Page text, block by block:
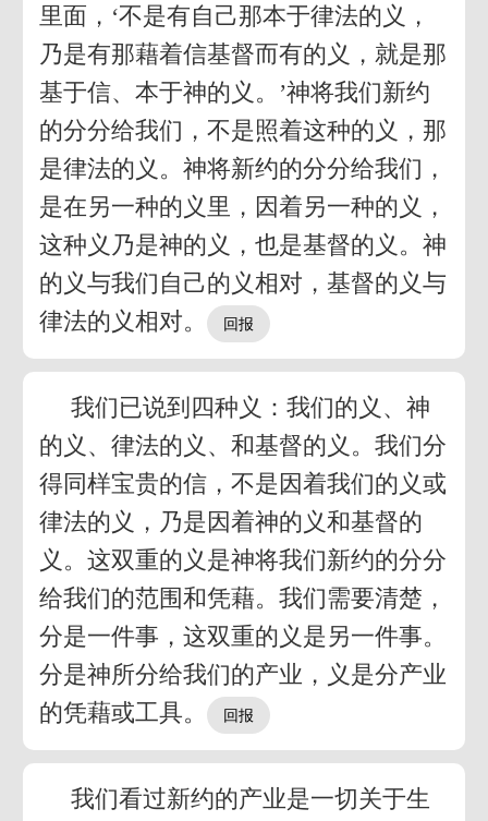
里面，‘不是有自己那本于律法的义，
乃是有那藉着信基督而有的义，就是那
基于信、本于神的义。’神将我们新约
的分分给我们，不是照着这种的义，那
是律法的义。神将新约的分分给我们，
是在另一种的义里，因着另一种的义，
这种义乃是神的义，也是基督的义。神
的义与我们自己的义相对，基督的义与
律法的义相对。
我们已说到四种义：我们的义、神
的义、律法的义、和基督的义。我们分
得同样宝贵的信，不是因着我们的义或
律法的义，乃是因着神的义和基督的
义。这双重的义是神将我们新约的分分
给我们的范围和凭藉。我们需要清楚，
分是一件事，这双重的义是另一件事。
分是神所分给我们的产业，义是分产业
的凭藉或工具。
我们看过新约的产业是一切关于生